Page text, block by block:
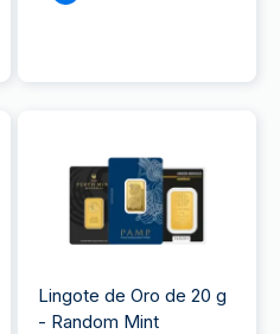
Lingote de Oro de 20 g
- Random Mint